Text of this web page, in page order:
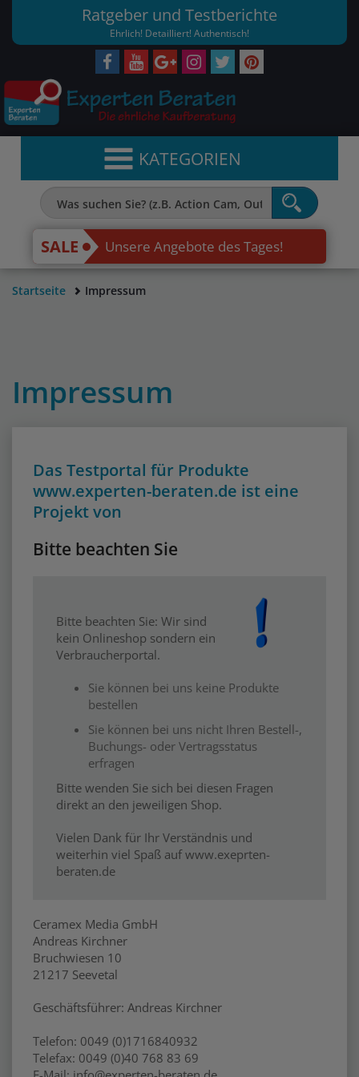
Ratgeber und Testberichte
Ehrlich! Detailliert! Authentisch!
KATEGORIEN
SALE Unsere Angebote des Tages!
Startseite Impressum
Impressum
Das Testportal für Produkte
www.experten-beraten.de ist eine
Projekt von
Bitte beachten Sie
Bitte beachten Sie: Wir sind
kein Onlineshop sondern ein
Verbraucherportal.
Sie können bei uns keine Produkte
bestellen
Sie können bei uns nicht Ihren Bestell-,
Buchungs- oder Vertragsstatus
erfragen
Bitte wenden Sie sich bei diesen Fragen
direkt an den jeweiligen Shop.
Vielen Dank für Ihr Verständnis und
weiterhin viel Spaß auf www.exeprten-
beraten.de
Ceramex Media GmbH
Andreas Kirchner
Bruchwiesen 10
21217 Seevetal
Geschäftsführer: Andreas Kirchner
Telefon: 0049 (0)1716840932
Telefax: 0049 (0)40 768 83 69